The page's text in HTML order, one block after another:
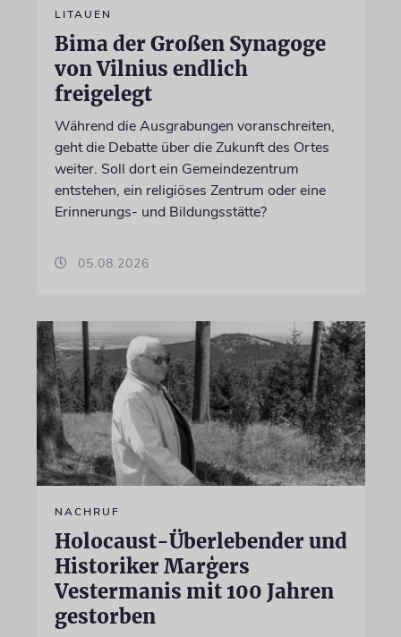
LITAUEN
Bima der Großen Synagoge
von Vilnius endlich
freigelegt
Während die Ausgrabungen voranschreiten,
geht die Debatte über die Zukunft des Ortes
weiter. Soll dort ein Gemeindezentrum
entstehen, ein religiöses Zentrum oder eine
Erinnerungs- und Bildungsstätte?
05.08.2026
NACHRUF
Holocaust-Überlebender und
Historiker Marģers
Vestermanis mit 100 Jahren
gestorben